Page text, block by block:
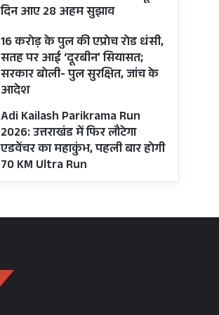
दिन आए 28 अहम सुझाव
16 करोड़ के पुल की एप्रोच रोड धंसी,
सतह पर आई ‘दूरबीन’ सियासत;
सरकार बोली- पुल सुरक्षित, जांच के
आदेश
Adi Kailash Parikrama Run
2026: उत्तराखंड में फिर लौटेगा
एडवेंचर का महाकुंभ, पहली बार होगी
70 KM Ultra Run